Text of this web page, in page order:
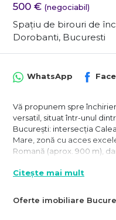
500 € (negociabil)
Spațiu de birouri de
Dorobanti, Bucuresti
Oferte imobiliare
WhatsApp
Vă propunem spre
versatil, situat într-unul
București: intersecția
Mare, zonă cu acces
Romană (aprox. 900 m),
jos.
consolidată și
Citește mai mult